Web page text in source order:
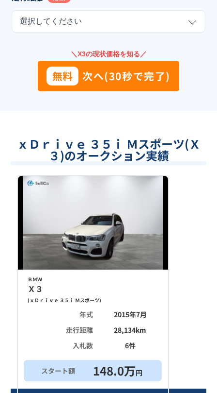
選択してください
＼X3の現状価格を知る／
無料 次へ(30秒で完了)
ｘＤｒｉｖｅ ３５ｉ Ｍスポーツ(Ｘ
３)のオークション実績
ＢＭＷ
Ｘ３
( ｘＤｒｉｖｅ ３５ｉ Ｍスポーツ)
年式
2015年7月
走行距離
28,134km
入札数
6件
スタート額 148.0万円